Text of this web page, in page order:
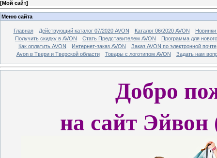
[Мой сайт]
Меню сайта
Главная Действующий каталог 07/2020 AVON Каталог 06/2020 AVON
Новинки
Получить скидку в AVON
Стать Представителем AVON
Программа для
Как оплатить AVON
Интернет-заказ AVON
Заказ AVON по электронной почте
Avon в Твери и Тверской области
Товары с логотипом AVON Задать нам
Добро
на сайт Эйвон